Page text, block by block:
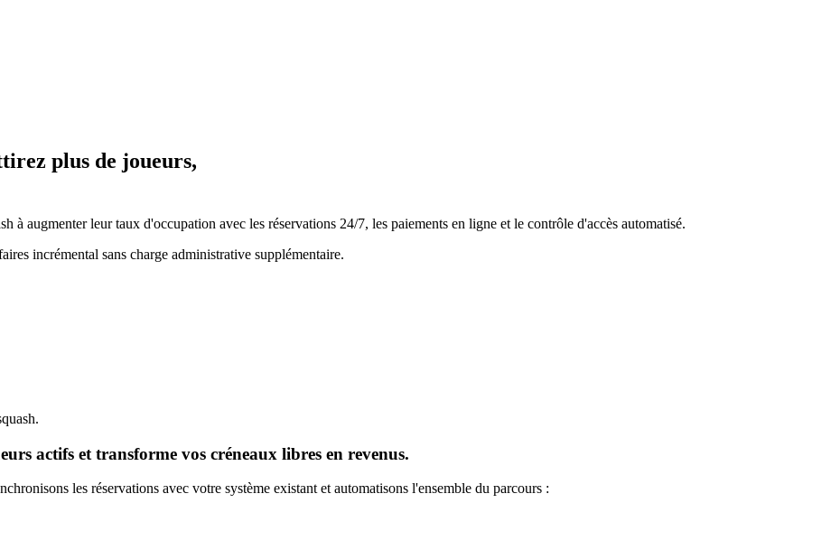
plus de joueurs,
à augmenter leur taux d'occupation avec les réservations 24/7, les paiements en ligne et le contrôle d'accès automatisé.
incrémental sans charge administrative supplémentaire.
actifs et transforme vos créneaux libres en revenus.
les réservations avec votre système existant et automatisons l'ensemble du parcours :